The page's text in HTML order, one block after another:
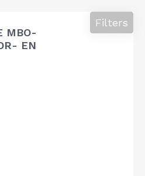
MBO-
EN
Filters